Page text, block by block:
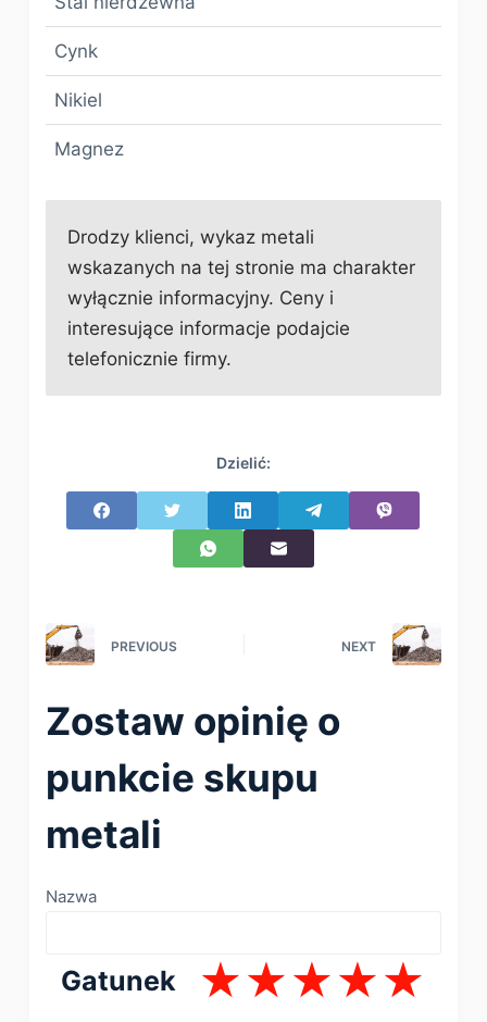
Cynk
Nikiel
Magnez
Drodzy klienci, wykaz metali
wskazanych na tej stronie ma charakter
wyłącznie informacyjny. Ceny i
interesujące informacje podajcie
telefonicznie firmy.
Dzielić:
PREVIOUS NEXT
Zostaw opinię o
punkcie skupu
metali
Nazwa
Gatunek